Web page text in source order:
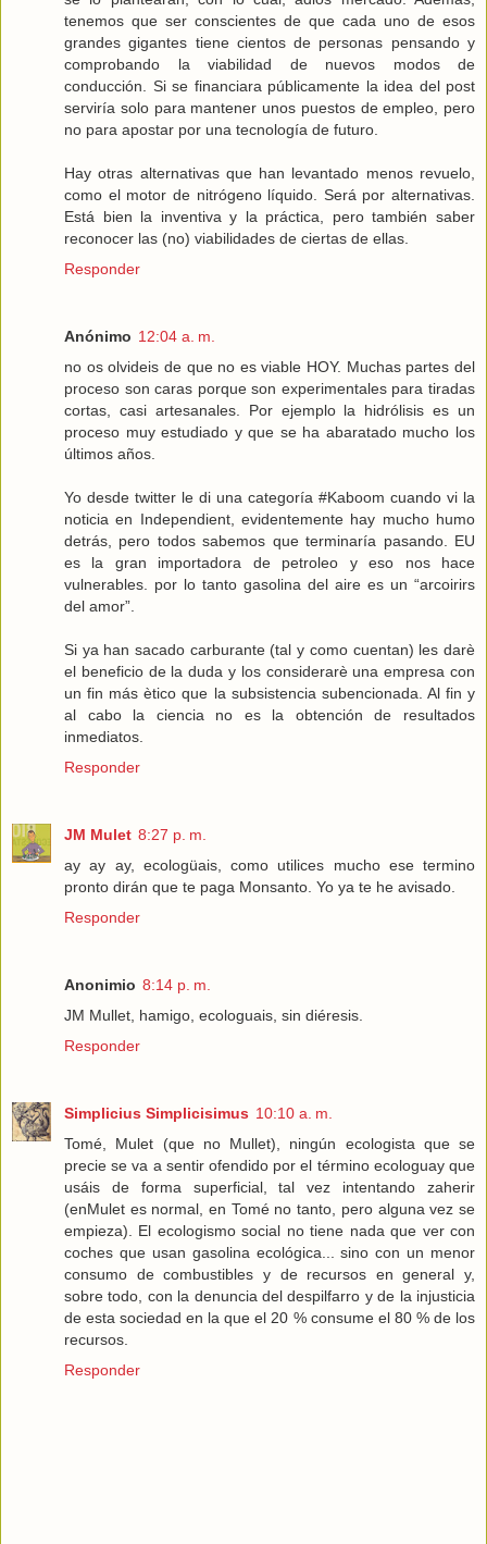
tenemos que ser conscientes de que cada uno de esos
grandes gigantes tiene cientos de personas pensando y
comprobando la viabilidad de nuevos modos de
conducción. Si se financiara públicamente la idea del post
serviría solo para mantener unos puestos de empleo, pero
no para apostar por una tecnología de futuro.
Hay otras alternativas que han levantado menos revuelo,
como el motor de nitrógeno líquido. Será por alternativas.
Está bien la inventiva y la práctica, pero también saber
reconocer las (no) viabilidades de ciertas de ellas.
Responder
Anónimo 12:04 a. m.
no os olvideis de que no es viable HOY. Muchas partes del
proceso son caras porque son experimentales para tiradas
cortas, casi artesanales. Por ejemplo la hidrólisis es un
proceso muy estudiado y que se ha abaratado mucho los
últimos años.
Yo desde twitter le di una categoría #Kaboom cuando vi la
noticia en Independient, evidentemente hay mucho humo
detrás, pero todos sabemos que terminaría pasando. EU
es la gran importadora de petroleo y eso nos hace
vulnerables. por lo tanto gasolina del aire es un “arcoirirs
del amor”.
Si ya han sacado carburante (tal y como cuentan) les darè
el beneficio de la duda y los considerarè una empresa con
un fin más ètico que la subsistencia subencionada. Al fin y
al cabo la ciencia no es la obtención de resultados
inmediatos.
Responder
JM Mulet 8:27 p. m.
ay ay ay, ecologüais, como utilices mucho ese termino
pronto dirán que te paga Monsanto. Yo ya te he avisado.
Responder
Anonimio 8:14 p. m.
JM Mullet, hamigo, ecologuais, sin diéresis.
Responder
Simplicius Simplicisimus 10:10 a. m.
Tomé, Mulet (que no Mullet), ningún ecologista que se
precie se va a sentir ofendido por el término ecologuay que
usáis de forma superficial, tal vez intentando zaherir
(enMulet es normal, en Tomé no tanto, pero alguna vez se
empieza). El ecologismo social no tiene nada que ver con
coches que usan gasolina ecológica... sino con un menor
consumo de combustibles y de recursos en general y,
sobre todo, con la denuncia del despilfarro y de la injusticia
de esta sociedad en la que el 20 % consume el 80 % de los
recursos.
Responder